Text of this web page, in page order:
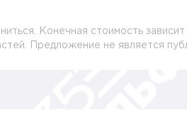
Конечная стоимость
Предложение не является